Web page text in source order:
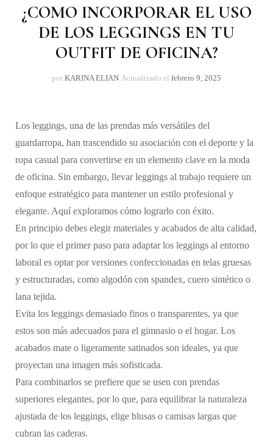
¿COMO INCORPORAR EL USO
DE LOS LEGGINGS EN TU
OUTFIT DE OFICINA?
por KARINA ELIAN Actualizado el febrero 9, 2025
Los leggings, una de las prendas más versátiles del
guardarropa, han trascendido su asociación con el deporte y la
ropa casual para convertirse en un elemento clave en la moda
de oficina. Sin embargo, llevar leggings al trabajo requiere un
enfoque estratégico para mantener un estilo profesional y
elegante. Aquí exploramos cómo lograrlo con éxito.
En principio debes elegir materiales y acabados de alta calidad,
por lo que el primer paso para adaptar los leggings al entorno
laboral es optar por versiones confeccionadas en telas gruesas
y estructuradas, como algodón con spandex, cuero sintético o
lana tejida.
Evita los leggings demasiado finos o transparentes, ya que
estos son más adecuados para el gimnasio o el hogar. Los
acabados mate o ligeramente satinados son ideales, ya que
proyectan una imagen más sofisticada.
Para combinarlos se prefiere que se usen con prendas
superiores elegantes, por lo que, para equilibrar la naturaleza
ajustada de los leggings, elige blusas o camisas largas que
cubran las caderas.